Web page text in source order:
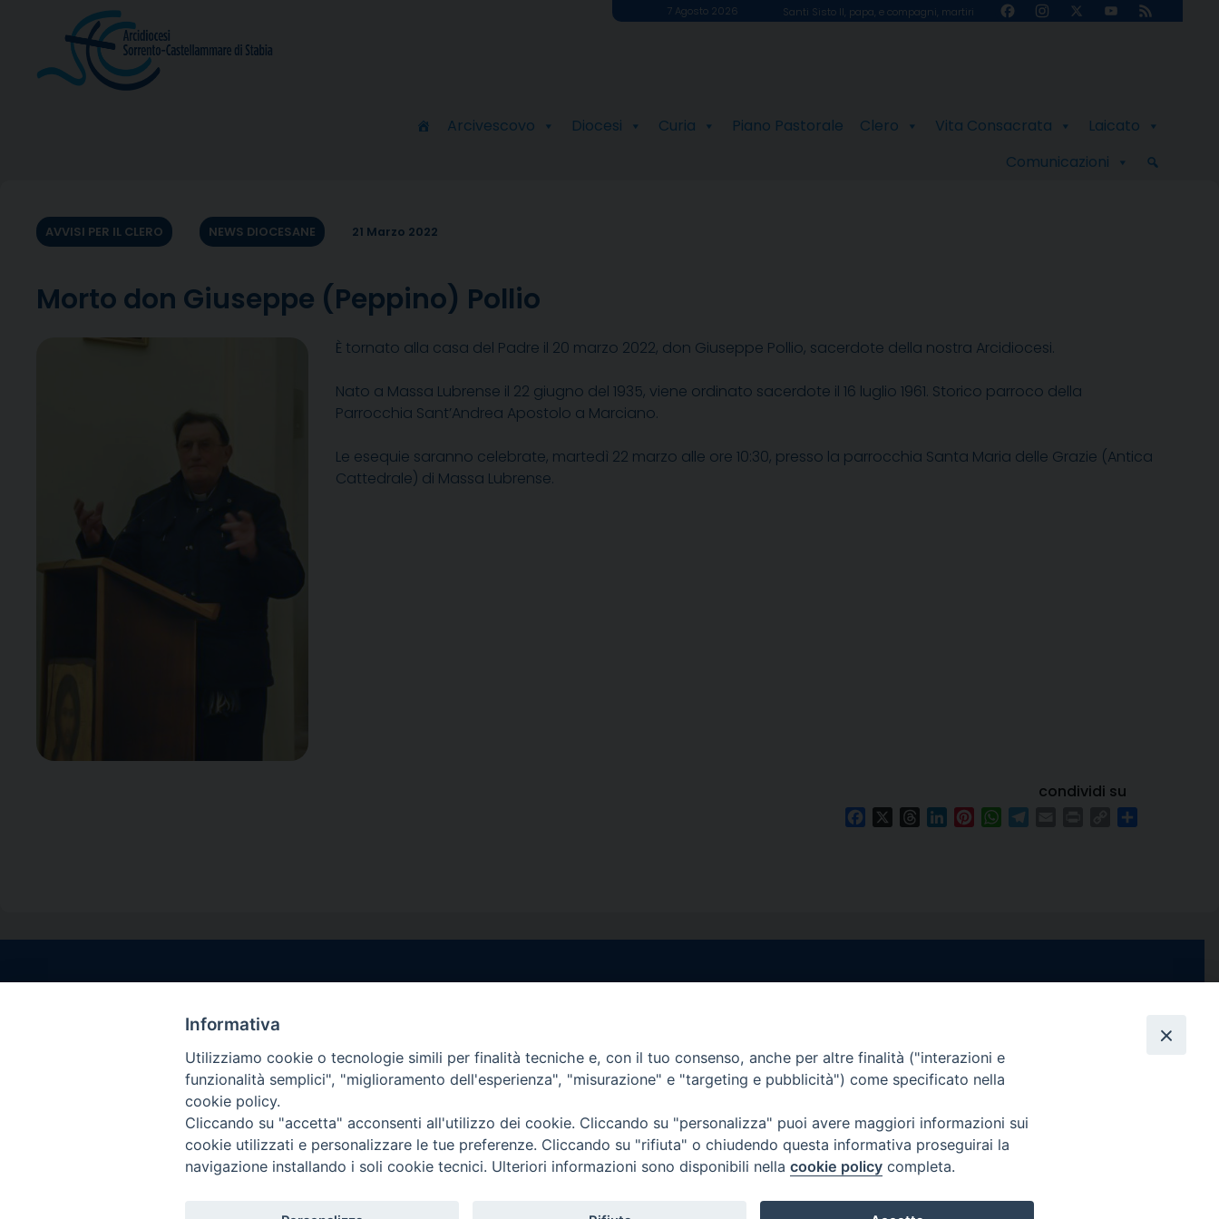
7 Agosto 2026 Santi Sisto II, papa, e compagni, martiri FacebookInstagram
X
YouTube
Feed
Arcivescovo Diocesi Curia Piano Pastorale Clero Vita Consacrata
Laicato
Comunicazioni
AVVISI PER IL CLERO NEWS DIOCESANE 21 Marzo 2022
Morto don Giuseppe (Peppino) Pollio
È tornato alla casa del Padre il 20 marzo 2022, don Giuseppe Pollio, sacerdote della nostra Arcidiocesi.
Nato a Massa Lubrense il 22 giugno del 1935, viene ordinato sacerdote il 16 luglio 1961. Storico parroco della
Parrocchia Sant’Andrea Apostolo a Marciano.
Le esequie saranno celebrate, martedì 22 marzo alle ore 10:30, presso la parrocchia Santa Maria delle Grazie (Antica
Cattedrale) di Massa Lubrense.
condividi su
FacebookThreadsLinkedInPinterestWhatsApp
Copy
Via Santa Maria della Pietà, 44 – 80067
Sorrento (NA)
tel. 0818781244
Giorni ed Orari Apertura Uffici:
Venerdì ore 09:30 – 12:30
———————————————————–
PEC:diocesisorrentocastellammare@pec.it
tel. 0818714501
Giorni ed Orari Apertura Uffici:
Uffici Matrimoni:
Lunedì e Mercoledì ore 09:30 – 12:30
YouTube
Channel
Feed
Informativa Privacy
COPYRIGHT © 2013-2025
Informativa
Utilizziamo cookie o tecnologie simili per finalità tecniche e, con il tuo consenso, anche per altre finalità ("interazioni e
funzionalità semplici", "miglioramento dell'esperienza", "misurazione" e "targeting e pubblicità") come specificato nella
cookie policy.
Cliccando su "accetta" acconsenti all'utilizzo dei cookie. Cliccando su "personalizza" puoi avere maggiori informazioni sui
cookie utilizzati e personalizzare le tue preferenze. Cliccando su "rifiuta" o chiudendo questa informativa proseguirai la
navigazione installando i soli cookie tecnici. Ulteriori informazioni sono disponibili nella cookie policy completa.